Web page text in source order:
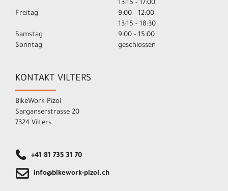
13:15 - 17:00
Freitag
9:00 - 12:00
13:15 - 18:30
Samstag
9:00 - 15:00
Sonntag
geschlossen
KONTAKT VILTERS
BikeWork-Pizol
Sarganserstrasse 20
7324 Vilters
+41 81 735 31 70
info@bikework-pizol.ch